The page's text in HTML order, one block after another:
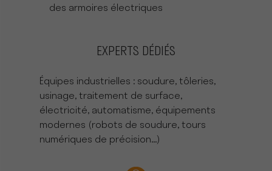
des armoires électriques
EXPERTS DÉDIÉS
Équipes industrielles : soudure, tôleries,
usinage, traitement de surface,
électricité, automatisme, équipements
modernes (robots de soudure, tours
numériques de précision...)